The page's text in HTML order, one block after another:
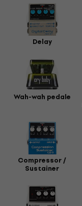
Delay
Wah-wah pedale
Compressor /
Sustainer